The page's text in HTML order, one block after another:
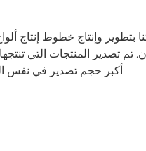
وإنتاج خطوط إنتاج
أكبر حجم تصدير في نفس